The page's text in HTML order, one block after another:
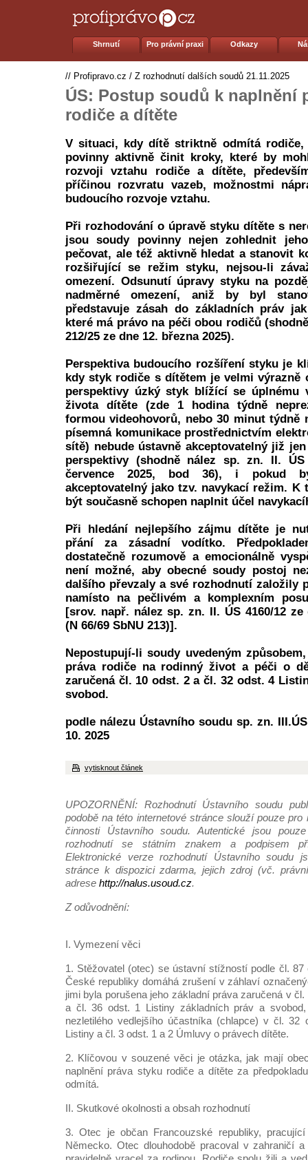
Shrnutí Pro právní praxi Odkazy
// Profipravo.cz / Z rozhodnutí dalších soudů 21.11.2025
ÚS: Postup soudů k naplnění
rodiče a dítěte
V situaci, kdy dítě striktně odmítá rodiče,
povinny aktivně činit kroky, které by
rozvoji vztahu rodiče a dítěte,
příčinou rozvratu vazeb, možnostmi
budoucího rozvoje vztahu.
Při rozhodování o úpravě styku dítěte s
jsou soudy povinny nejen zohlednit
pečovat, ale též aktivně hledat a stanovit
rozšiřující se režim styku, nejsou-li
omezení. Odsunutí úpravy styku na
nadměrné omezení, aniž by byl
představuje zásah do základních práv
které má právo na péči obou rodičů
212/25 ze dne 12. března 2025).
Perspektiva budoucího rozšíření styku je
kdy styk rodiče s dítětem je velmi výrazně
perspektivy úzký styk blížící se úplnému
života dítěte (zde 1 hodina týdně
formou videohovorů, nebo 30 minut týdně
písemná komunikace prostřednictvím
sítě) nebude ústavně akceptovatelný již
perspektivy (shodně nález sp. zn. II.
července 2025, bod 36), i pokud
akceptovatelný jako tzv. navykací režim. K
být současně schopen naplnit účel
Při hledání nejlepšího zájmu dítěte je
přání za zásadní vodítko.
dostatečně rozumově a emocionálně
není možné, aby obecné soudy postoj
dalšího převzaly a své rozhodnutí založily
namísto na pečlivém a komplexním
[srov. např. nález sp. zn. II. ÚS 4160/12 ze
(N 66/69 SbNU 213)].
Nepostupují-li soudy uvedeným
práva rodiče na rodinný život a péči o
zaručená čl. 10 odst. 2 a čl. 32 odst. 4
svobod.
podle nálezu Ústavního soudu sp. zn.
10. 2025
vytisknout článek
UPOZORNĚNÍ: Rozhodnutí Ústavního soudu
podobě na této internetové stránce slouží pouze
činnosti Ústavního soudu. Autentické jsou
rozhodnutí se státním znakem a podpisem
Elektronické verze rozhodnutí Ústavního soudu
stránce k dispozici zdarma, jejich zdroj (vč.
adrese http://nalus.usoud.cz.
Z odůvodnění:
I. Vymezení věci
1. Stěžovatel (otec) se ústavní stížností podle čl.
České republiky domáhá zrušení v záhlaví
jimi byla porušena jeho základní práva zaručená v
a čl. 36 odst. 1 Listiny základních práv a
nezletilého vedlejšího účastníka (chlapce) v čl.
Listiny a čl. 3 odst. 1 a 2 Úmluvy o právech dítěte.
2. Klíčovou v souzené věci je otázka, jak mají
naplnění práva styku rodiče a dítěte za
odmítá.
II. Skutkové okolnosti a obsah rozhodnutí
3. Otec je občan Francouzské republiky,
Německo. Otec dlouhodobě pracoval v zahraničí